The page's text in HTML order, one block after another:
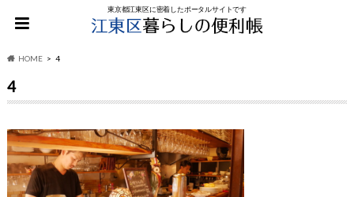
東京都江東区に密着したポータルサイトです
HOME 4
4